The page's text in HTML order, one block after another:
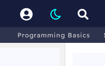
Programming Basics